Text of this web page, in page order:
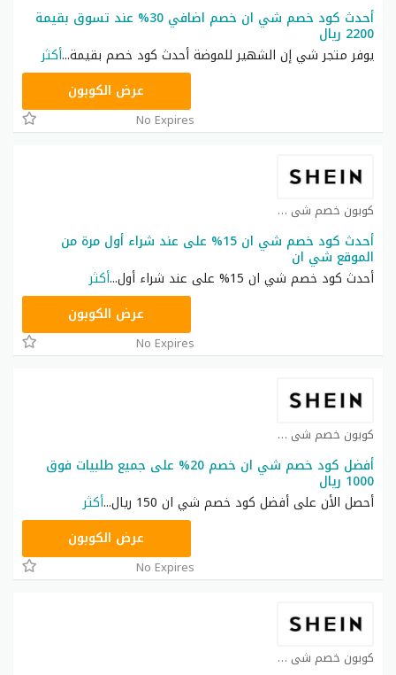
أحدث كود خصم شي ان خصم اضافي 30% عند تسوق بقيمة
2200 ريال
يوفر متجر شي إن الشهير للموضة أحدث كود خصم بقيمة...أكثر
عرض الكوبون
No Expires
كوبون خصم شي ان كوبون
أحدث كود خصم شي ان 15% على عند شراء أول مرة من
الموقع شي ان
أحدث كود خصم شي ان 15% على عند شراء أول
...أكثر
عرض الكوبون
No Expires
كوبون خصم شي ان كوبون
أفضل كود خصم شي ان خصم 20% على جميع طلبيات فوق
1000 ريال
أحصل الأن على أفضل كود خصم شي ان 150 ريال
...أكثر
عرض الكوبون
No Expires
كوبون خصم شي ان كوبون